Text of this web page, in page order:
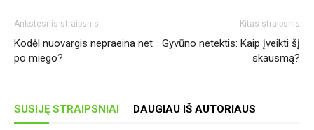
Ankstesnis straipsnis
Kodėl nuovargis nepraeina net
po miego?
Kitas straipsnis
Gyvūno netektis: Kaip įveikti šį
skausmą?
SUSIJĘ STRAIPSNIAI DAUGIAU IŠ AUTORIAUS